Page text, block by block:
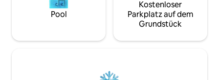
🗺️ * * * Tolle Lage * * 📍 * * 3 Minuten * *
Direkte Fahrt zum Padang Beach | * * 5
von 5 hoch bewerteten Restaurants mit
raumhohe Fenster, im Bett liegen und
Pool
Kostenloser
Parkplatz auf dem
Grundstück